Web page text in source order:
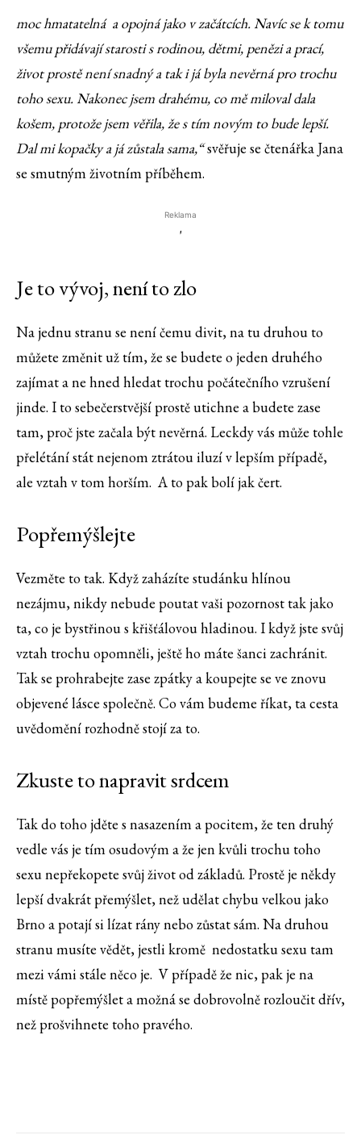
moc hmatatelná a opojná jako v začátcích. Navíc se k tomu
všemu přidávají starosti s rodinou, dětmi, penězi a prací,
život prostě není snadný a tak i já byla nevěrná pro trochu
toho sexu. Nakonec jsem drahému, co mě miloval dala
košem, protože jsem věřila, že s tím novým to bude lepší.
Dal mi kopačky a já zůstala sama,“svěřuje se čtenářka Jana
se smutným životním příběhem.
Reklama
'
Je to vývoj, není to zlo
Na jednu stranu se není čemu divit, na tu druhou to
můžete změnit už tím, že se budete o jeden druhého
zajímat a ne hned hledat trochu počátečního vzrušení
jinde. I to sebečerstvější prostě utichne a budete zase
tam, proč jste začala být nevěrná. Leckdy vás může tohle
přelétání stát nejenom ztrátou iluzí v lepším případě,
ale vztah v tom horším. A to pak bolí jak čert.
Popřemýšlejte
Vezměte to tak. Když zaházíte studánku hlínou
nezájmu, nikdy nebude poutat vaši pozornost tak jako
ta, co je bystřinou s křišťálovou hladinou. I když jste svůj
vztah trochu opomněli, ještě ho máte šanci zachránit.
Tak se prohrabejte zase zpátky a koupejte se ve znovu
objevené lásce společně. Co vám budeme říkat, ta cesta
uvědomění rozhodně stojí za to.
Zkuste to napravit srdcem
Tak do toho jděte s nasazením a pocitem, že ten druhý
vedle vás je tím osudovým a že jen kvůli trochu toho
sexu nepřekopete svůj život od základů. Prostě je někdy
lepší dvakrát přemýšlet, než udělat chybu velkou jako
Brno a potají si lízat rány nebo zůstat sám. Na druhou
stranu musíte vědět, jestli kromě nedostatku sexu tam
mezi vámi stále něco je. V případě že nic, pak je na
místě popřemýšlet a možná se dobrovolně rozloučit dřív,
než prošvihnete toho pravého.